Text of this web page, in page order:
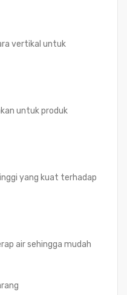
vertikal untuk
untuk produk
yang kuat terhadap
air sehingga mudah